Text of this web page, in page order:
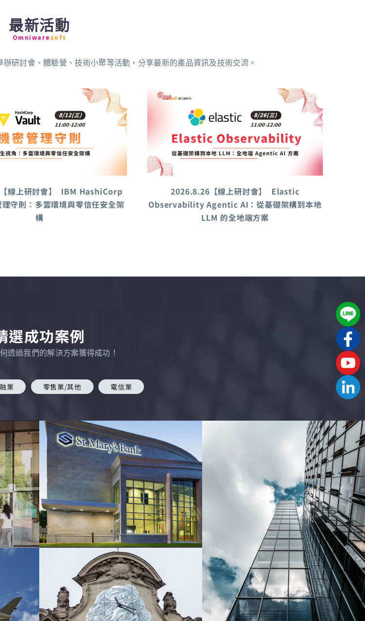
最新活動
Omniware soft
研討會、體驗營、技術小聚等活動，分享最新的產品資訊及技術交流。
線上研討會】 IBM HashiCorp
守則：多雲環境與零信任安全架
構
2026.8.26【線上研討會】 Elastic
Observability Agentic AI：從基礎架構到本地
LLM 的全地端方案
選成功案例
透過我們的解決方案獲得成功！
業 零售業/其他 電信業